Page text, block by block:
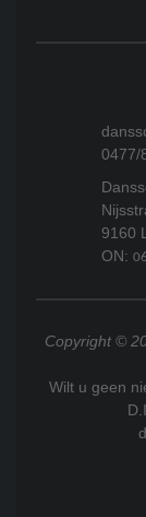
0477/
9160
ON:
Copyright ©
Wilt u geen